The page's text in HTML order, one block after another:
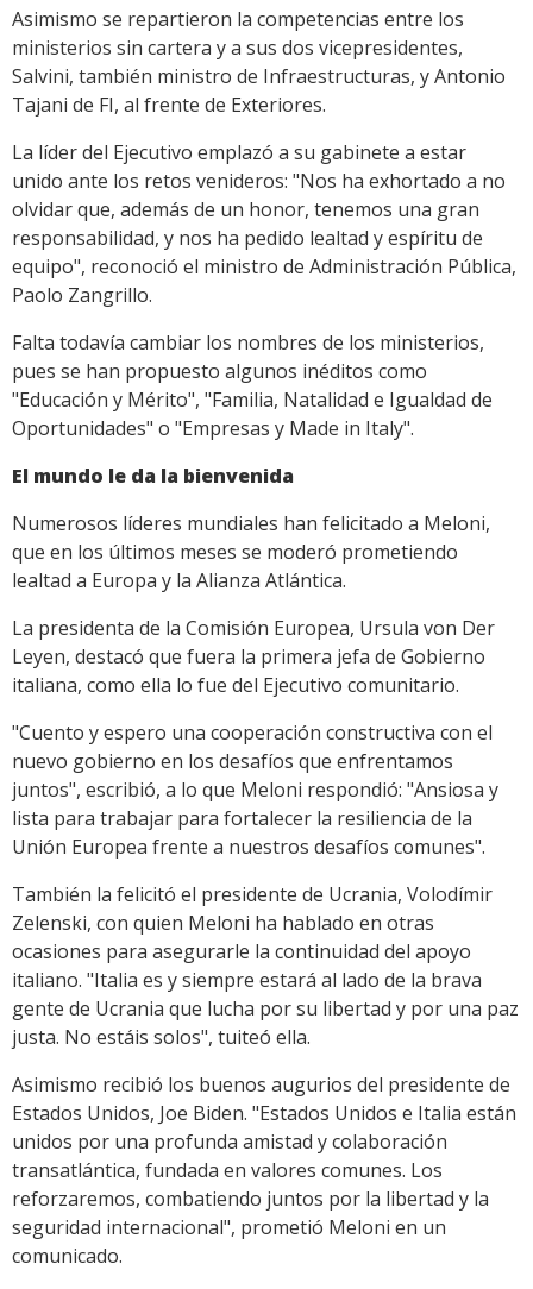
Asimismo se repartieron la competencias entre los
ministerios sin cartera y a sus dos vicepresidentes,
Salvini, también ministro de Infraestructuras, y Antonio
Tajani de FI, al frente de Exteriores.
La líder del Ejecutivo emplazó a su gabinete a estar
unido ante los retos venideros: "Nos ha exhortado a no
olvidar que, además de un honor, tenemos una gran
responsabilidad, y nos ha pedido lealtad y espíritu de
equipo", reconoció el ministro de Administración Pública,
Paolo Zangrillo.
Falta todavía cambiar los nombres de los ministerios,
pues se han propuesto algunos inéditos como
"Educación y Mérito", "Familia, Natalidad e Igualdad de
Oportunidades" o "Empresas y Made in Italy".
El mundo le da la bienvenida
Numerosos líderes mundiales han felicitado a Meloni,
que en los últimos meses se moderó prometiendo
lealtad a Europa y la Alianza Atlántica.
La presidenta de la Comisión Europea, Ursula von Der
Leyen, destacó que fuera la primera jefa de Gobierno
italiana, como ella lo fue del Ejecutivo comunitario.
"Cuento y espero una cooperación constructiva con el
nuevo gobierno en los desafíos que enfrentamos
juntos", escribió, a lo que Meloni respondió: "Ansiosa y
lista para trabajar para fortalecer la resiliencia de la
Unión Europea frente a nuestros desafíos comunes".
También la felicitó el presidente de Ucrania, Volodímir
Zelenski, con quien Meloni ha hablado en otras
ocasiones para asegurarle la continuidad del apoyo
italiano. "Italia es y siempre estará al lado de la brava
gente de Ucrania que lucha por su libertad y por una paz
justa. No estáis solos", tuiteó ella.
Asimismo recibió los buenos augurios del presidente de
Estados Unidos, Joe Biden. "Estados Unidos e Italia están
unidos por una profunda amistad y colaboración
transatlántica, fundada en valores comunes. Los
reforzaremos, combatiendo juntos por la libertad y la
seguridad internacional", prometió Meloni en un
comunicado.